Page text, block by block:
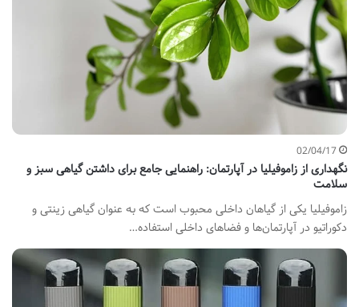
02/04/17
نگهداری از زاموفیلیا در آپارتمان: راهنمایی جامع برای داشتن گیاهی سبز و
سلامت
زاموفیلیا یکی از گیاهان داخلی محبوب است که به عنوان گیاهی زینتی و
دکوراتیو در آپارتمان‌ها و فضاهای داخلی استفاده…